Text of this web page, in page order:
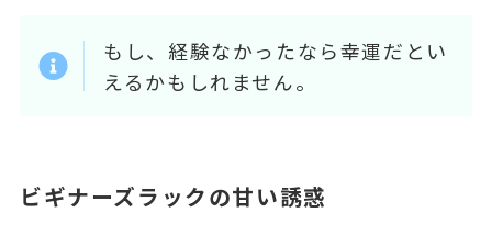
もし、経験なかったなら幸運だとい
えるかもしれません。
ビギナーズラックの甘い誘惑